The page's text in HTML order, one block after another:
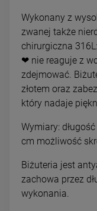
Wykonany z
zwanej także
chirurgiczna
❤ nie reaguje z
zdejmować.
złotem oraz
który nadaje
Wymiary:
cm możliwość
Biżuteria jest
zachowa przez
wykonania.